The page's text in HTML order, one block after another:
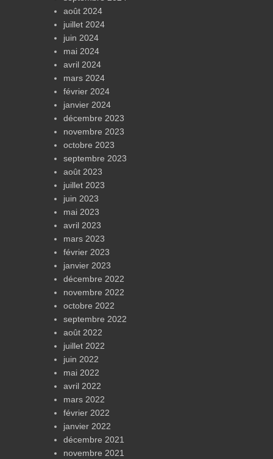
août 2024
juillet 2024
juin 2024
mai 2024
avril 2024
mars 2024
février 2024
janvier 2024
décembre 2023
novembre 2023
octobre 2023
septembre 2023
août 2023
juillet 2023
juin 2023
mai 2023
avril 2023
mars 2023
février 2023
janvier 2023
décembre 2022
novembre 2022
octobre 2022
septembre 2022
août 2022
juillet 2022
juin 2022
mai 2022
avril 2022
mars 2022
février 2022
janvier 2022
décembre 2021
novembre 2021